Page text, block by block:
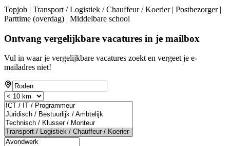
Topjob | Transport / Logistiek / Chauffeur / Koerier | Postbezorger |
Parttime (overdag) | Middelbare school
Ontvang vergelijkbare vacatures in je mailbox
Vul in waar je vergelijkbare vacatures zoekt en vergeet je e-
mailadres niet!